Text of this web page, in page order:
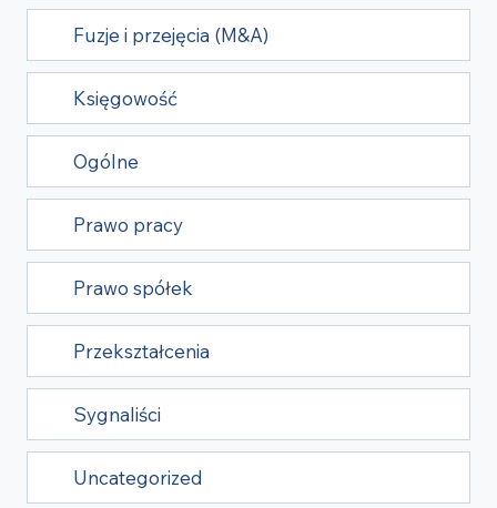
Fuzje i przejęcia (M&A)
Księgowość
Ogólne
Prawo pracy
Prawo spółek
Przekształcenia
Sygnaliści
Uncategorized